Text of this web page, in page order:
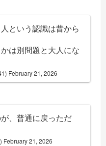
という認識は昔から
は別問題と大人にな
February 21, 2026
、普通に戻っただ
February 21, 2026